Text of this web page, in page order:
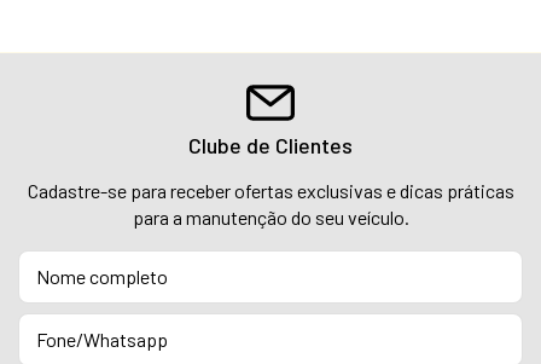
Clube de Clientes
Cadastre-se para receber ofertas exclusivas e dicas práticas
para a manutenção do seu veículo.